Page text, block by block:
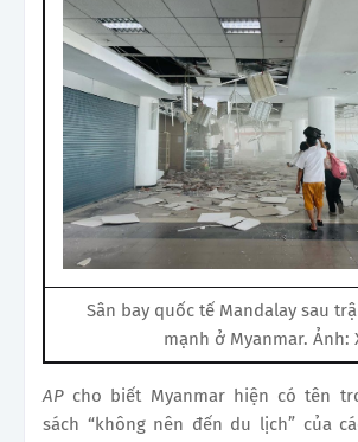
Sân bay quốc tế Mandalay sau
mạnh ở Myanmar. Ảnh:
AP cho biết Myanmar hiện có tên
sách “không nên đến du lịch” của